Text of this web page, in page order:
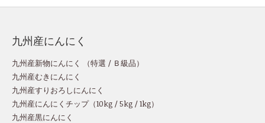
九州産にんにく
九州産新物にんにく （特選 / Ｂ級品）
九州産むきにんにく
九州産すりおろしにんにく
九州産にんにくチップ（10kg /5kg /1kg）
九州産黒にんにく